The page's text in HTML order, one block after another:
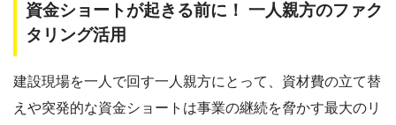
資金ショートが起きる前に！ 一人親方のファク
タリング活用
建設現場を一人で回す一人親方にとって、資材費の立て替
えや突発的な資金ショートは事業の継続を脅かす最大のリ